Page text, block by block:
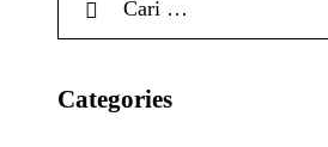
Categories